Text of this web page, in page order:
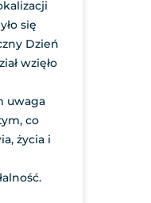
się
Dzień
wzięło
uwaga
co
życia i